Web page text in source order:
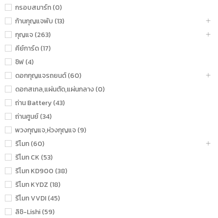
กรอบสมาร์ท (0)
ก้านกุญแจพับ (13)
กุญแจ (263)
คีย์การ์ด (17)
ชิฟ (4)
ดอกกุญแจรถยนต์ (60)
ดอกสเกล,แผ่นตัด,แผ่นกลาง (0)
ถ่าน Battery (43)
ถ่านศูนย์ (34)
พวงกุญแจ,ห่วงกุญแจ (9)
รีโมท (60)
รีโมท CK (53)
รีโมท KD900 (38)
รีโมท KYDZ (18)
รีโมท VVDI (45)
ลิชิ-Lishi (59)